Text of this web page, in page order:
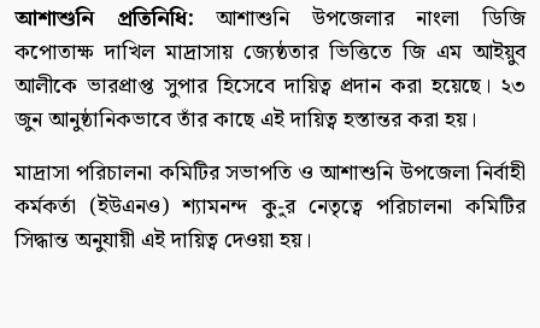
আশাশুনি প্রতিনিধি: আশাশুনি উপজেলার নাংলা ডিজি
কপোতাক্ষ দাখিল মাদ্রাসায় জ্যেষ্ঠতার ভিত্তিতে জি এম আইয়ুব
আলীকে ভারপ্রাপ্ত সুপার হিসেবে দায়িত্ব প্রদান করা হয়েছে। ২৩
জুন আনুষ্ঠানিকভাবে তাঁর কাছে এই দায়িত্ব হস্তান্তর করা হয়।
মাদ্রাসা পরিচালনা কমিটির সভাপতি ও আশাশুনি উপজেলা নির্বাহী
কর্মকর্তা (ইউএনও) শ্যামনন্দ কু-ুর নেতৃত্বে পরিচালনা কমিটির
সিদ্ধান্ত অনুযায়ী এই দায়িত্ব দেওয়া হয়।